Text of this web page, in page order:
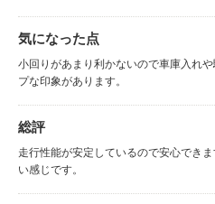
気になった点
小回りがあまり利かないので車庫入れ
プな印象があります。
総評
走行性能が安定しているので安心でき
い感じです。